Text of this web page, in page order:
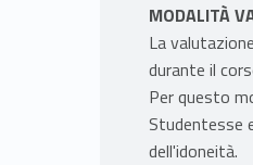
MODALITÀ
La
durante il
Per questo
Studentesse
dell'idoneità.